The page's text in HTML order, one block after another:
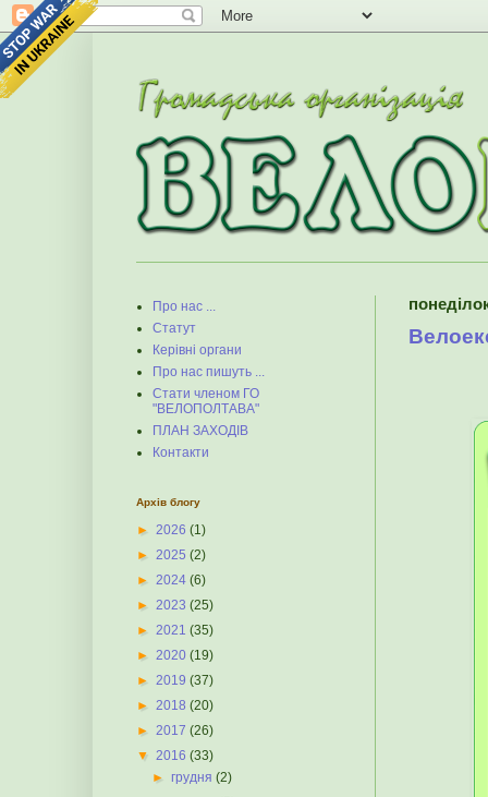
Про нас ...
Статут
Керівні органи
Про нас пишуть ...
Стати членом ГО
"ВЕЛОПОЛТАВА"
ПЛАН ЗАХОДІВ
Контакти
Архів блогу
► 2026 (1)
► 2025 (2)
► 2024 (6)
► 2023 (25)
► 2021 (35)
► 2020 (19)
► 2019 (37)
► 2018 (20)
► 2017 (26)
▼ 2016 (33)
►грудня(2)